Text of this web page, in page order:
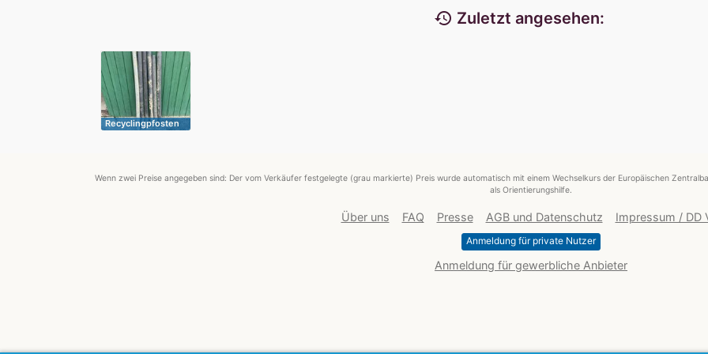
history Zuletzt angesehen:
Recyclingpfosten
Wenn zwei Preise angegeben sind: Der vom Verkäufer festgelegte (grau markierte) Preis wurde automatisch mit einem Wechselkurs der Europäischen
als Orientierungshilfe.
Über uns FAQ Presse AGB und Datenschutz Impressum / DD
Anmeldung für private Nutzer
Anmeldung für gewerbliche Anbieter